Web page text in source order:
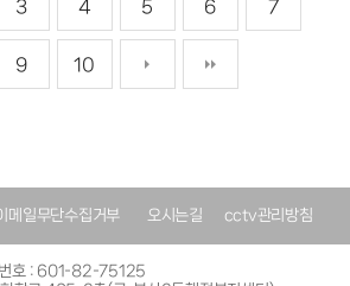
3 4 5 6 7
9 10
메일무단수집거부 오시는길 cctv관리방침
번호 : 601-82-75125